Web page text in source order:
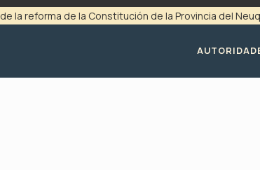
de la reforma de la Constitución de la Provincia del